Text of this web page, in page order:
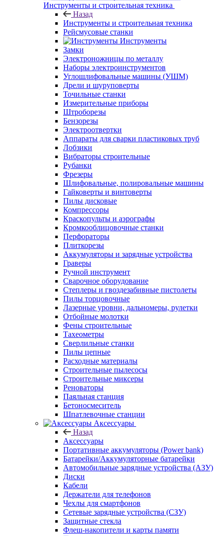
Инструменты и строительная техника
Назад
Инструменты и строительная техника
Рейсмусовые станки
Инструменты
Замки
Электроножницы по металлу
Наборы электроинструментов
Углошлифовальные машины (УШМ)
Дрели и шуруповерты
Точильные станки
Измерительные приборы
Штроборезы
Бензорезы
Электроотвертки
Аппараты для сварки пластиковых труб
Лобзики
Вибраторы строительные
Рубанки
Фрезеры
Шлифовальные, полировальные машины
Гайковерты и винтоверты
Пилы дисковые
Компрессоры
Краскопульты и аэрографы
Кромкооблицовочные станки
Перфораторы
Плиткорезы
Аккумуляторы и зарядные устройства
Граверы
Ручной инструмент
Сварочное оборудование
Степлеры и гвоздезабивные пистолеты
Пилы торцовочные
Лазерные уровни, дальномеры, рулетки
Отбойные молотки
Фены строительные
Тахеометры
Сверлильные станки
Пилы цепные
Расходные материалы
Строительные пылесосы
Строительные миксеры
Реноваторы
Паяльная станция
Бетоносмеситель
Шпатлевочные станции
Аксессуары
Назад
Аксессуары
Портативные аккумуляторы (Power bank)
Батарейки/Аккумуляторные батарейки
Автомобильные зарядные устройства (АЗУ)
Диски
Кабели
Держатели для телефонов
Чехлы для смартфонов
Сетевые зарядные устройства (СЗУ)
Защитные стекла
Флеш-накопители и карты памяти